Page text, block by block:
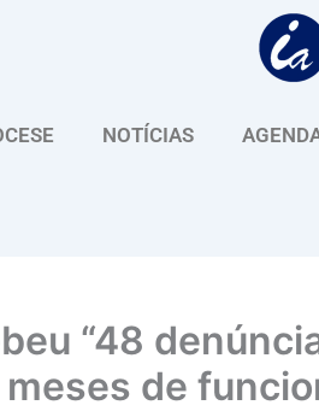
NOTÍCIAS
“48
de